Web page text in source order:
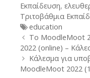
Εκπαίδευση,
Τριτοβάθμια
Tags
education
Post
navigation
To MoodleMoot
2022 (online) –
Κάλεσμα για
MoodleMoot 2022